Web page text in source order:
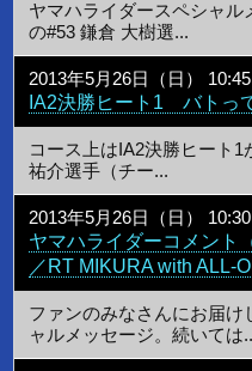
ヤマハライダースペシャ
の#53 鎌倉 大樹選...
2013年5月26日（日） 10:45
IA2決勝ヒート1 バトっ
コース上はIA2決勝ヒート
祐介選手（チー...
2013年5月26日（日） 10:30
ヤマハライダーコメント
／RT MIKURA with ALL-
ファンのみなさんにお届
ャルメッセージ。続いては